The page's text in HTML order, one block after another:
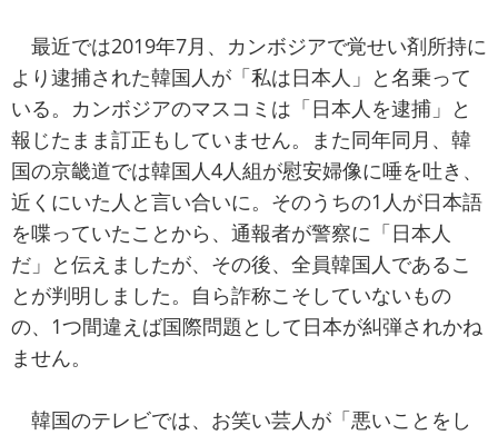
最近では2019年7月、カンボジアで覚せい剤所持に
より逮捕された韓国人が「私は日本人」と名乗って
いる。カンボジアのマスコミは「日本人を逮捕」と
報じたまま訂正もしていません。また同年同月、韓
国の京畿道では韓国人4人組が慰安婦像に唾を吐き、
近くにいた人と言い合いに。そのうちの1人が日本語
を喋っていたことから、通報者が警察に「日本人
だ」と伝えましたが、その後、全員韓国人であるこ
とが判明しました。自ら詐称こそしていないもの
の、1つ間違えば国際問題として日本が糾弾されかね
ません。
韓国のテレビでは、お笑い芸人が「悪いことをし